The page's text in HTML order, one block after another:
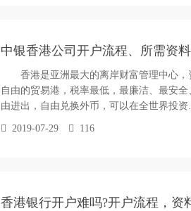
中银香港公司开户流程、所需资
香港是亚洲最大的离岸财富管理中心，
自由的贸易港，税率最低，最廉洁、最安
由进出，自由兑换外币，可以在全世界投
2019-07-29 116
香港银行开户难吗?开户流程，资